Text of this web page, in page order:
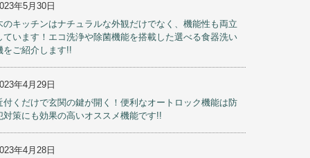
年5月30日
のキッチンはナチュラルな外観だけでなく、機能性も両立
ています！エコ洗浄や除菌機能を搭載した選べる食器洗い
をご紹介します!!
年4月29日
付くだけで玄関の鍵が開く！便利なオートロック機能は防
対策にも効果の高いオススメ機能です!!
年4月28日